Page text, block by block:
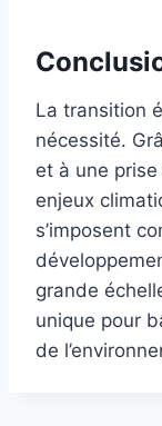
La transition
nécessité.
et à une
enjeux
s’imposent
grande
unique pour
de